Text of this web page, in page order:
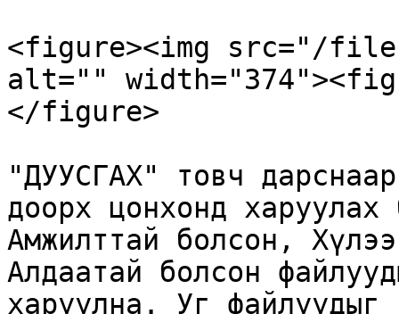
<figure><img src="/files/
alt=""
</figure>
"ДУУСГАХ" товч
доорх цонхонд
Амжилттай болсон,
Алдаатай болсон
харуулна. Уг